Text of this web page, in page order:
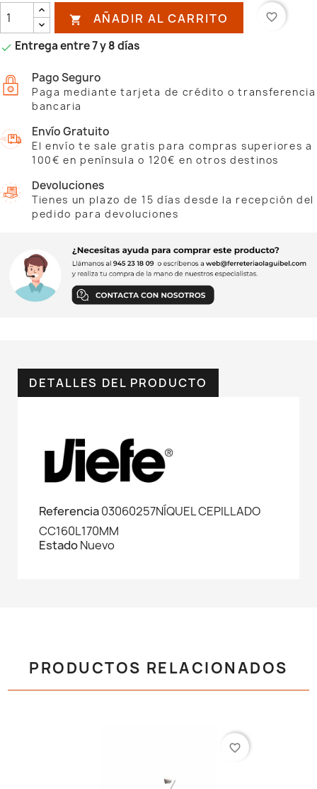
 AÑADIR AL CARRITO favorite_border
 Entrega entre 7 y 8 días
Pago Seguro
Paga mediante tarjeta de crédito o transferencia
bancaria
Envío Gratuito
El envío te sale gratis para compras superiores a
100€ en península o 120€ en otros destinos
Devoluciones
Tienes un plazo de 15 días desde la recepción del
pedido para devoluciones
DETALLES DEL PRODUCTO
Referencia03060257NÍQUEL CEPILLADO
CC160L170MM
EstadoNuevo
PRODUCTOS RELACIONADOS
favorite_border